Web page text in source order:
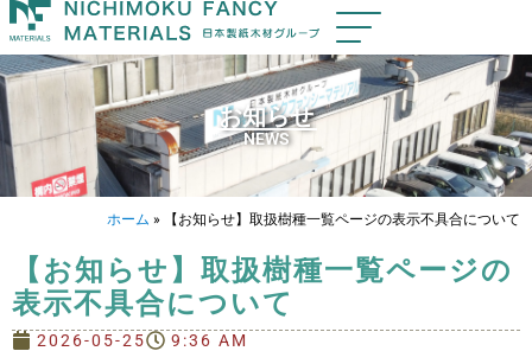
お知らせ
NEWS
ホーム » 【お知らせ】取扱樹種一覧ページの表示不具合について
【お知らせ】取扱樹種一覧ページの
表示不具合について
2026-05-25 9:36 AM